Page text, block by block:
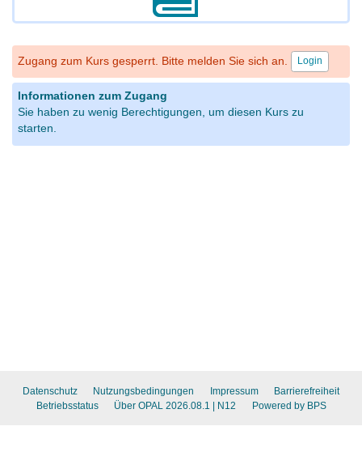
Zugang zum Kurs gesperrt. Bitte melden Sie sich an. Login
Informationen zum Zugang
Sie haben zu wenig Berechtigungen, um diesen Kurs zu
starten.
Datenschutz Nutzungsbedingungen Impressum
Barrierefreiheit
Betriebsstatus
Über OPAL 2026.08.1 | N12 Powered by BPS